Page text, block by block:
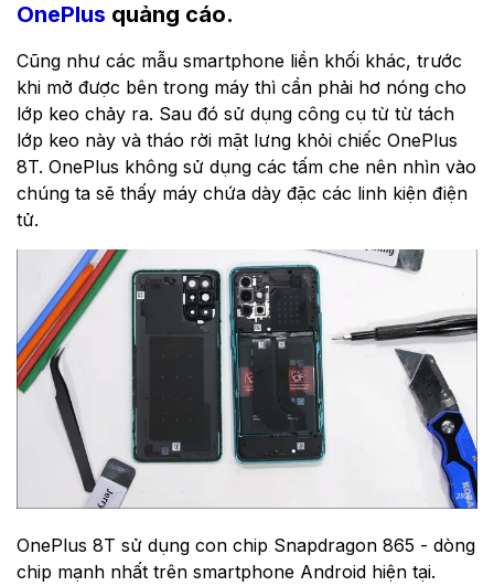
OnePlus quảng cáo.
Cũng như các mẫu smartphone liền khối khác, trước
khi mở được bên trong máy thì cần phải hơ nóng cho
lớp keo chảy ra. Sau đó sử dụng công cụ từ từ tách
lớp keo này và tháo rời mặt lưng khỏi chiếc OnePlus
8T. OnePlus không sử dụng các tấm che nên nhìn vào
chúng ta sẽ thấy máy chứa dày đặc các linh kiện điện
tử.
OnePlus 8T sử dụng con chip Snapdragon 865 - dòng
chip mạnh nhất trên smartphone Android hiện tại.